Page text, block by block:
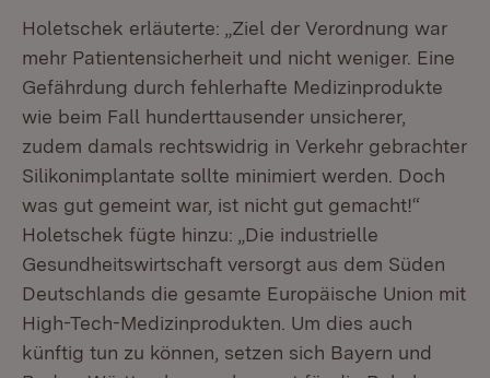
Holetschek erläuterte: „Ziel der Verordnung war
mehr Patientensicherheit und nicht weniger. Eine
Gefährdung durch fehlerhafte Medizinprodukte
wie beim Fall hunderttausender unsicherer,
zudem damals rechtswidrig in Verkehr gebrachter
Silikonimplantate sollte minimiert werden. Doch
was gut gemeint war, ist nicht gut gemacht!“
Holetschek fügte hinzu: „Die industrielle
Gesundheitswirtschaft versorgt aus dem Süden
Deutschlands die gesamte Europäische Union mit
High-Tech-Medizinprodukten. Um dies auch
künftig tun zu können, setzen sich Bayern und